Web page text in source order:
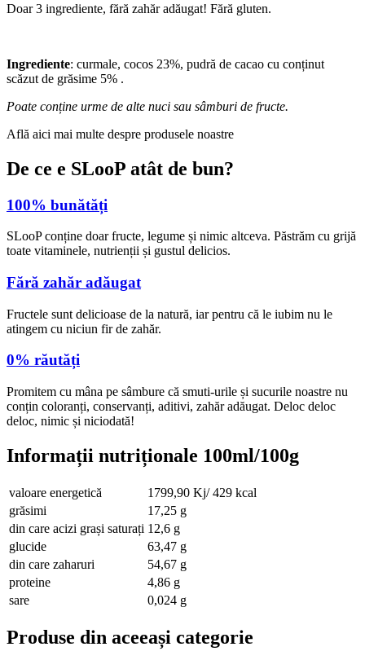
Doar 3 ingrediente, fără zahăr adăugat! Fără gluten.
Ingrediente: curmale, cocos 23%, pudră de cacao cu conținut
scăzut de grăsime 5% .
Poate conține urme de alte nuci sau sâmburi de fructe.
Află aici mai multe despre produsele noastre
De ce e SLooP atât de bun?
100% bunătăți
SLooP conține doar fructe, legume și nimic altceva. Păstrăm cu grijă
toate vitaminele, nutrienții și gustul delicios.
Fără zahăr adăugat
Fructele sunt delicioase de la natură, iar pentru că le iubim nu le
atingem cu niciun fir de zahăr.
0% răutăți
Promitem cu mâna pe sâmbure că smuti-urile și sucurile noastre nu
conțin coloranți, conservanți, aditivi, zahăr adăugat. Deloc deloc
deloc, nimic și niciodată!
Informații nutriționale 100ml/100g
valoare energetică
1799,90 Kj/ 429 kcal
grăsimi
17,25 g
din care acizi grași saturați 12,6 g
glucide
63,47 g
din care zaharuri
54,67 g
proteine
4,86 g
sare
0,024 g
Produse din aceeași categorie